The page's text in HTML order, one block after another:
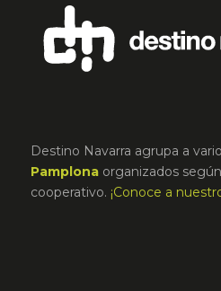
Destino Navarra agrupa a
Pamplonaorganizados
cooperativo. ¡Conoce a